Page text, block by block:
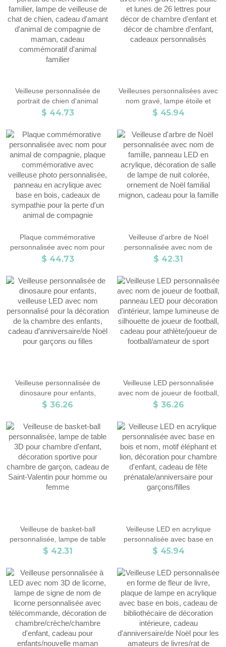
mères.
enfants/bébés
Veilleuse personnalisée de
portrait de chien d'animal
familier, lampe de veilleuse de
d'animal de compagnie de
maman, cadeau commémoratif
d'animal familier
$ 44.73
Veilleuses personnalisées avec
nom gravé, lampe étoile et
lunes de 26 lettres pour décor
de chambre d'enfant, cadeaux
personnalisés
$ 45.94
Plaque commémorative
personnalisée avec nom pour
animal de compagnie, plaque
photo personnalisée, panneau
en acrylique avec base en bois,
cadeaux de sympathie pour la
perte d'un animal de
compagnie
$ 44.73
Veilleuse d'arbre de Noël
personnalisée avec nom de
famille, panneau LED en
de lampe de nuit colorée,
ornement de Noël familial
mignon, cadeau pour la famille
$ 42.31
Veilleuse personnalisée de
dinosaure pour enfants,
veilleuse LED avec nom
de la chambre des enfants,
cadeau d’anniversaire/de Noël
pour garçons ou filles
$ 36.26
Veilleuse LED personnalisée
avec nom de joueur de football,
panneau LED pour décoration
silhouette de joueur de football,
cadeau pour athlète/joueur de
football/amateur de sport
$ 36.26
Veilleuse de basket-ball
personnalisée, lampe de table
3D pour chambre d'enfant,
chambre de garçon, cadeau de
Saint-Valentin pour homme ou
femme
$ 42.31
Veilleuse LED en acrylique
personnalisée avec base en
bois et nom, motif éléphant et
d'enfant, cadeau de fête
prénatale/anniversaire pour
garçons/filles
$ 45.94